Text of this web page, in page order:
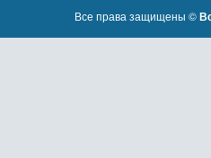
Все права защищены ©